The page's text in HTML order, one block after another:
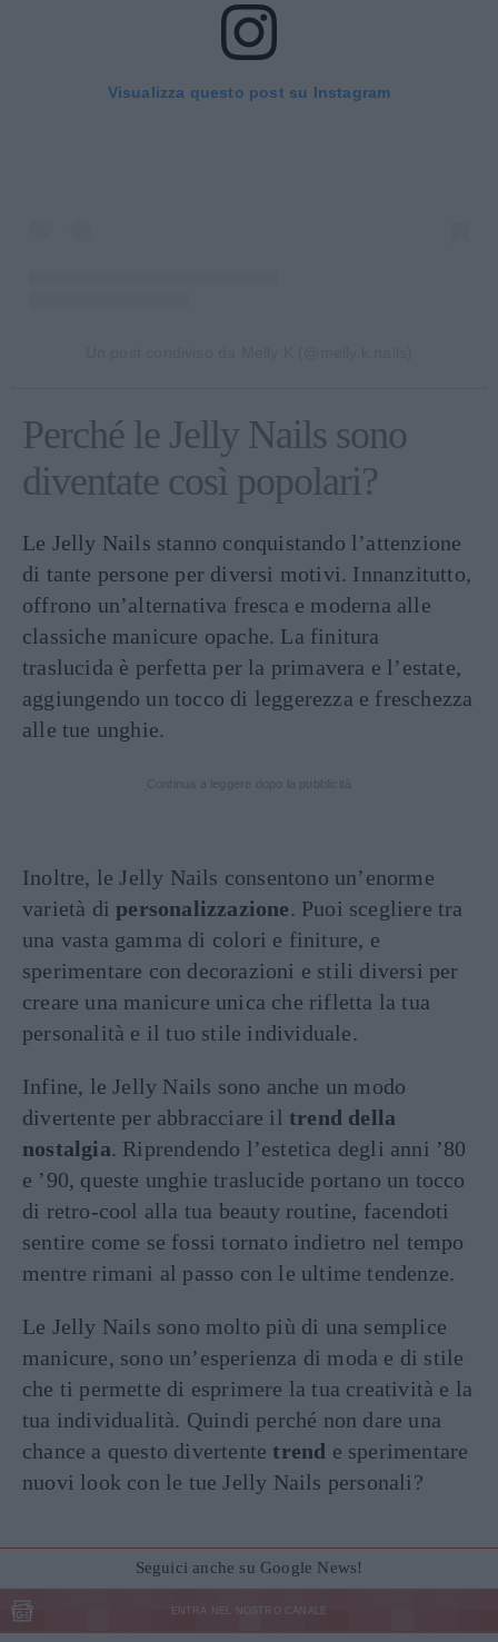
Visualizza questo post su Instagram
Perché le Jelly Nails sono
diventate così popolari?
Le Jelly Nails stanno conquistando l’attenzione
di tante persone per diversi motivi. Innanzitutto,
offrono un’alternativa fresca e moderna alle
classiche manicure opache. La finitura
traslucida è perfetta per la primavera e l’estate,
aggiungendo un tocco di leggerezza e freschezza
alle tue unghie.
Inoltre, le Jelly Nails consentono un’enorme
varietà dipersonalizzazione. Puoi scegliere tra
una vasta gamma di colori e finiture, e
sperimentare con decorazioni e stili diversi per
creare una manicure unica che rifletta la tua
personalità e il tuo stile individuale.
Infine, le Jelly Nails sono anche un modo
divertente per abbracciare il trend della
nostalgia. Riprendendo l’estetica degli anni ’80
e ’90, queste unghie traslucide portano un tocco
di retro-cool alla tua beauty routine, facendoti
sentire come se fossi tornato indietro nel tempo
mentre rimani al passo con le ultime tendenze.
Le Jelly Nails sono molto più di una semplice
manicure, sono un’esperienza di moda e di stile
che ti permette di esprimere la tua creatività e la
tua individualità. Quindi perché non dare una
chance a questo divertentetrend e sperimentare
nuovi look con le tue Jelly Nails personali?
Seguici anche su Google News!
ENTRA NEL NOSTRO CANALE